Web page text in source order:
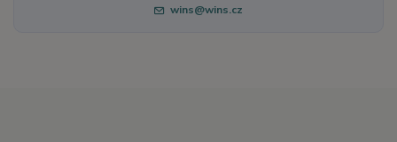
wins@wins.cz